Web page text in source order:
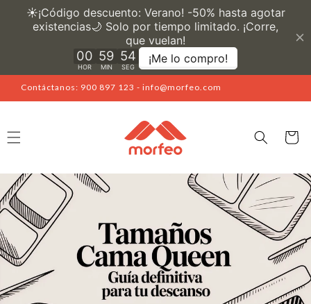
directamente
al contenido
Contáctanos: 900 897 123 - info@morfeo.com
Carrito